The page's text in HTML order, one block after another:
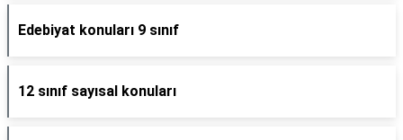
Edebiyat konuları 9 sınıf
12 sınıf sayısal konuları